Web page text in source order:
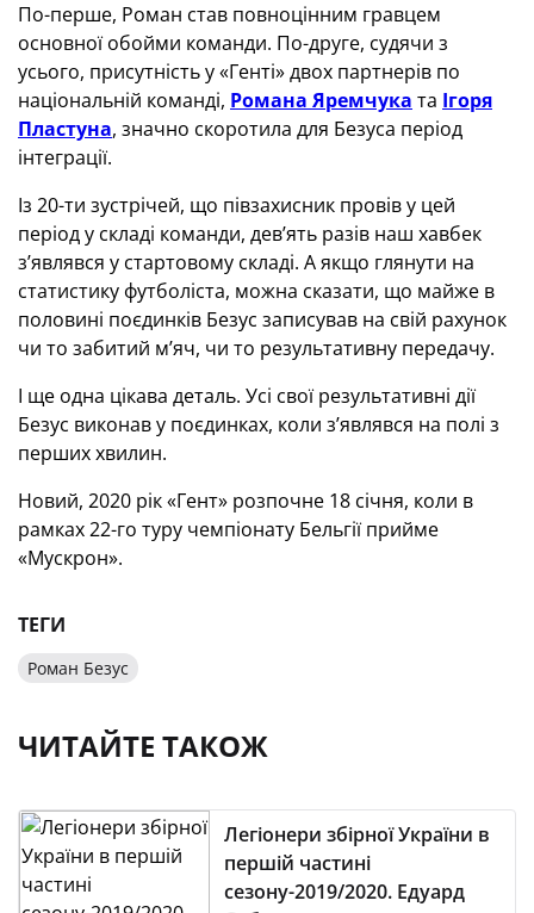
По-перше, Роман став повноцінним гравцем
основної обойми команди. По-друге, судячи з
усього, присутність у «Генті» двох партнерів по
національній команді, Романа Яремчука та Ігоря
Пластуна, значно скоротила для Безуса період
інтеграції.
Із 20-ти зустрічей, що півзахисник провів у цей
період у складі команди, дев’ять разів наш хавбек
з’являвся у стартовому складі. А якщо глянути на
статистику футболіста, можна сказати, що майже в
половині поєдинків Безус записував на свій рахунок
чи то забитий м’яч, чи то результативну передачу.
І ще одна цікава деталь. Усі свої результативні дії
Безус виконав у поєдинках, коли з’являвся на полі з
перших хвилин.
Новий, 2020 рік «Гент» розпочне 18 січня, коли в
рамках 22-го туру чемпіонату Бельгії прийме
«Мускрон».
ТЕГИ
Роман Безус
ЧИТАЙТЕ ТАКОЖ
Легіонери збірної України в
першій частині
сезону-2019/2020. Едуард